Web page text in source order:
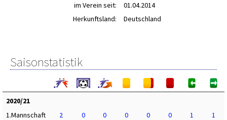
im Verein seit:
01.04.2014
Herkunftsland:
Deutschland
Saisonstatistik
2020/21
1.Mannschaft
2 0 0 0 0 0 1
1